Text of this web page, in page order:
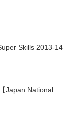
Skills 2013-14
Japan National